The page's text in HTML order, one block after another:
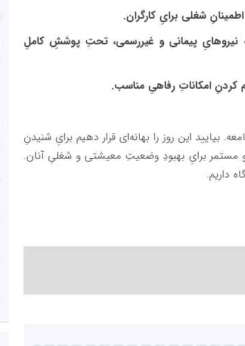
شغلی برایِ کارگران.
نیروهایِ پیمانی و غیررسمی، تحتِ پوششِ کاملِ
کردنِ امکاناتِ رفاهیِ مناسب.
بیایید این روز را بهانه‌ای قرار دهیم برایِ شنیدنِ
برایِ بهبودِ وضعیتِ معیشتی و شغلیِ آنان.
داریم.